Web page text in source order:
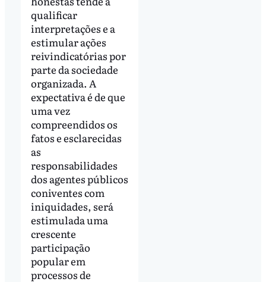
qualificar
interpretações e a
estimular ações
reivindicatórias por
parte da sociedade
organizada. A
expectativa é de que
uma vez
compreendidos os
fatos e esclarecidas
as
responsabilidades
dos agentes públicos
coniventes com
iniquidades, será
estimulada uma
crescente
participação
popular em
processos de